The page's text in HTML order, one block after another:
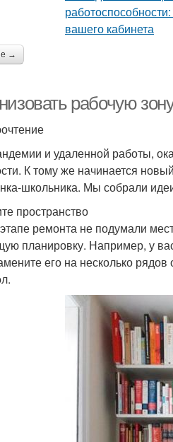
→
рабочую
и удаленной работы,
К тому же начинается
школьника. Мы собрали
пространство
ремонта не подумали
планировку. Например, у
его на несколько